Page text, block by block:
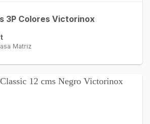
3P Colores Victorinox
Matriz